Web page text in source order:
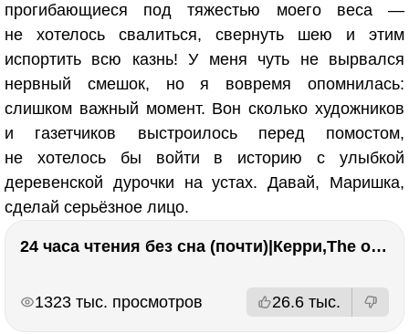
прогибающиеся под тяжестью моего веса —
не хотелось свалиться, свернуть шею и этим
испортить всю казнь! У меня чуть не вырвался
нервный смешок, но я вовремя опомнилась:
слишком важный момент. Вон сколько художников
и газетчиков выстроилось перед помостом,
не хотелось бы войти в историю с улыбкой
деревенской дурочки на устах. Давай, Маришка,
сделай серьёзное лицо.
24 часа чтения без сна (почти)|Керри,The one единственный, Адвокат дьявола
1323 тыс. просмотров 26.6 тыс.